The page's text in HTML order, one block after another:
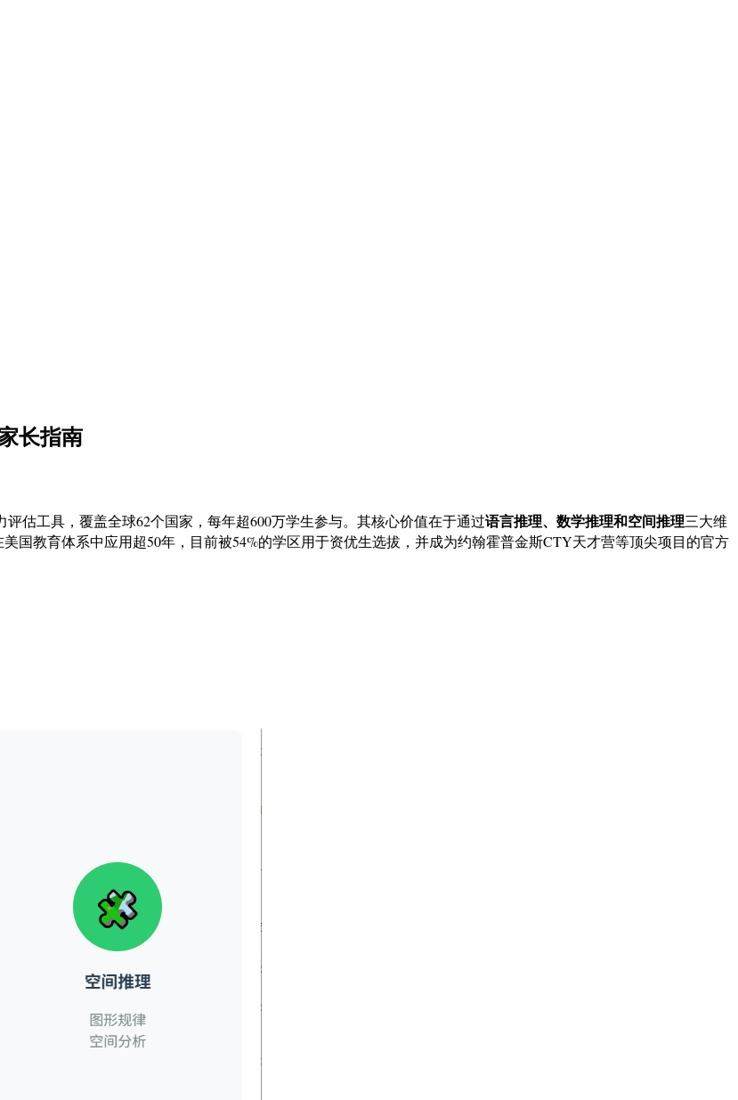
长指南
评估工具，覆盖全球62个国家，每年超600万学生参与。其核心价值在于通过语言推理、数学推理和空间推理三大维
国教育体系中应用超50年，目前被54%的学区用于资优生选拔，并成为约翰霍普金斯CTY天才营等顶尖项目的官方